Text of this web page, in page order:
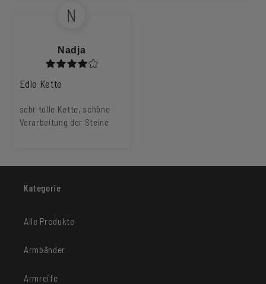
N
Nadja
Edle Kette
sehr tolle Kette, schöne
Verarbeitung der Steine
Kategorie
Alle Produkte
Armbänder
Armreife